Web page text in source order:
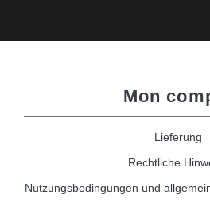
Mon
Lieferung
Rechtliche
Nutzungsbedingungen und